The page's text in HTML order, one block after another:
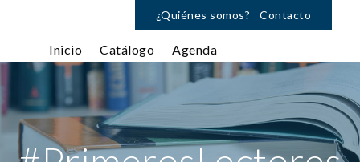
¿Quiénes somos? Contacto
Inicio Catálogo Agenda